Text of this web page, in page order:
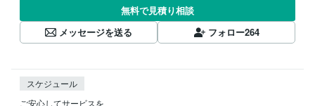
無料で見積り相談
メッセージを送る
フォロー264
スケジュール
ご安心してサービスを